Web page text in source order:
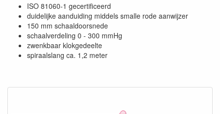
ISO 81060-1 gecertificeerd
duidelijke aanduiding middels smalle rode aanwijzer
150 mm schaaldoorsnede
schaalverdeling 0 - 300 mmHg
zwenkbaar klokgedeelte
spiraalslang ca. 1,2 meter